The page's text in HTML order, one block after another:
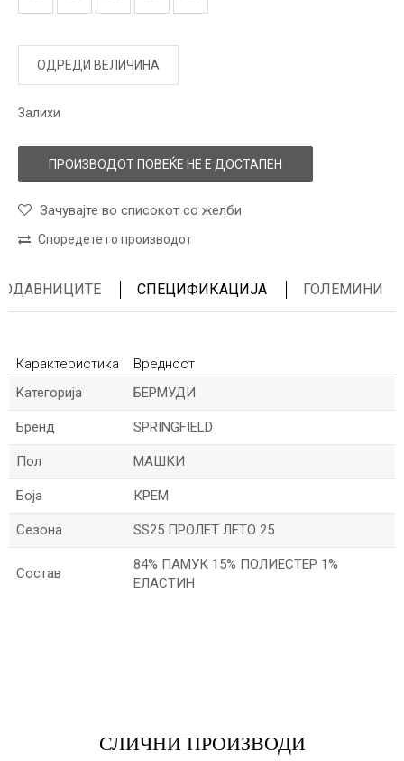
ОДРЕДИ ВЕЛИЧИНА
Залихи
ПРОИЗВОДОТ ПОВЕЌЕ НЕ Е ДОСТАПЕН
Зачувајте во списокот со желби
Споредете го производот
СПЕЦИФИКАЦИЈА ГОЛЕМИНИ
Карактеристика
Вредност
Kатегорија
БЕРМУДИ
Бренд SPRINGFIELD
Пол МАШКИ
Боја КРЕМ
Сезона SS25 ПРОЛЕТ ЛЕТО 25
Состав
84% ПАМУК 15% ПОЛИЕСТЕР 1%
ЕЛАСТИН
СЛИЧНИ ПРОИЗВОДИ